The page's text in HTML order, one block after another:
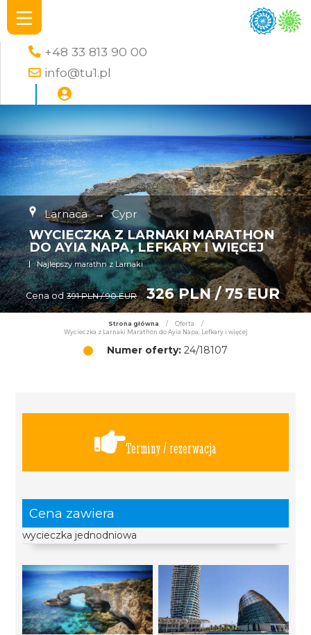
+48 33 813 90 00
info@tu1.pl
Larnaca → Cypr
WYCIECZKA Z LARNAKI MARATHON
DO AYIA NAPA, LEFKARY I WIĘCEJ
Najlepszy marathn z Larnaki
Cena od 391 PLN / 90 EUR 326 PLN / 75 EUR
Strona główna / Oferta
/
Wycieczka z Larnaki Marathon do Ayia Napa, Lefkary i więcej
Numer oferty: 24/18107
Terminy / rezerwacja
Cena zawiera
wycieczka jednodniowa